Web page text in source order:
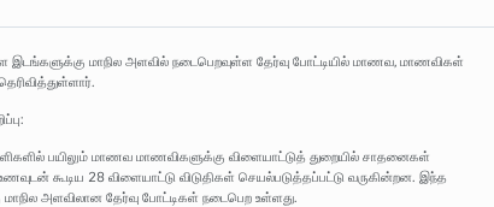
இடங்களுக்கு மாநில அளவில் நடைபெறவுள்ள தேர்வு போட்டியில் மாணவ, மாணவிகள்
பயிலும் மாணவ மாணவிகளுக்கு விளையாட்டுத் துறையில் சாதனைகள்
கூடிய 28 விளையாட்டு விடுதிகள் செயல்படுத்தப்பட்டு வருகின்றன. இந்த
மாநில அளவிலான தேர்வு போட்டிகள் நடைபெற உள்ளது.